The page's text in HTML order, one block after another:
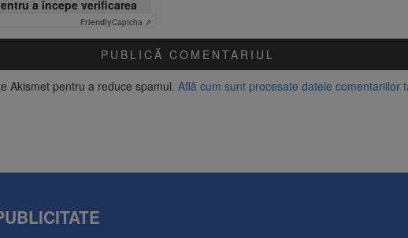
a începe verificarea
FriendlyCaptcha ⇗
Akismet pentru a reduce spamul. Află cum sunt procesate datele comentariilor